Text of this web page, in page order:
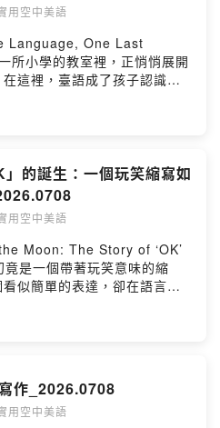
用空中美語
Language, One Last
這裡，臺語成了孩子認識世
！
的誕生：一個玩笑縮寫如
用空中美語
Moon: The Story of ‘OK’
是一個帶著玩笑意味的縮
似簡單的表達，卻在語言、
為全世界都懂的神奇表達！
作_2026.0708
用空中美語